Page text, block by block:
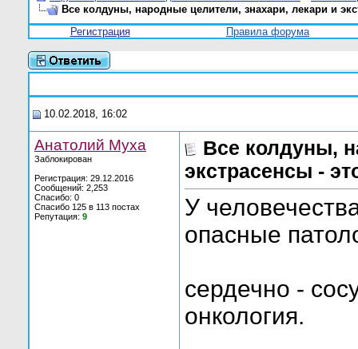
Все колдуны, народные целители, знахари, лекари и
Регистрация
Правила форума
10.02.2018, 16:02
Анатолий Муха
Заблокирован
Регистрация: 29.12.2016
Сообщений: 2,253
Спасибо: 0
Спасибо 125 в 113 постах
Репутация: 9
Все колдуны,
экстрасенсы -
У
опасные
сердечно -
онкология.